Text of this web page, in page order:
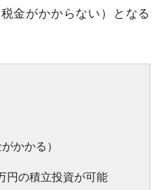
金がかからない）となる
かかる）
円の積立投資が可能